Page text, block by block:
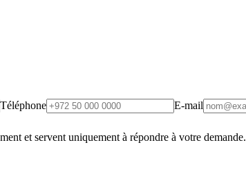
Téléphone E-mail
et servent uniquement à répondre à votre demande.